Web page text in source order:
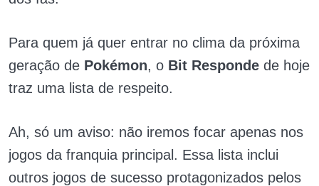
Para quem já quer entrar no clima da próxima
geração de Pokémon, o Bit Responde de hoje
traz uma lista de respeito.
Ah, só um aviso: não iremos focar apenas nos
jogos da franquia principal. Essa lista inclui
outros jogos de sucesso protagonizados pelos